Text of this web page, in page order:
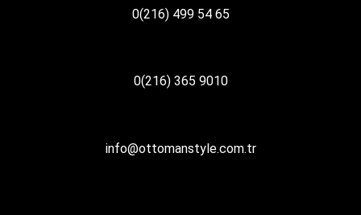
0(216) 499 54 65
0(216) 365 9010
info@ottomanstyle.com.tr